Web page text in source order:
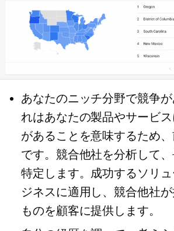
あなたのニッチ分野で競争
れはあなたの製品やサービ
があることを意味するため
です。競合他社を分析して
特定します。成功するソリ
ジネスに適用し、競合他社
ものを顧客に提供します。